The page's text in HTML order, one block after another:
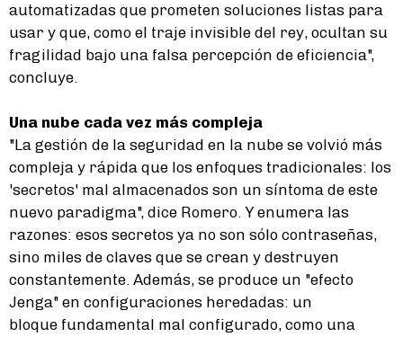
automatizadas que prometen soluciones listas para
usar y que, como el traje invisible del rey, ocultan su
fragilidad bajo una falsa percepción de eficiencia",
concluye.
Una nube cada vez más compleja
"La gestión de la seguridad en la nube se volvió más
compleja y rápida que los enfoques tradicionales: los
'secretos' mal almacenados son un síntoma de este
nuevo paradigma", dice Romero. Y enumera las
razones: esos secretos ya no son sólo contraseñas,
sino miles de claves que se crean y destruyen
constantemente. Además, se produce un "efecto
Jenga" en configuraciones heredadas: un
bloque fundamental mal configurado, como una